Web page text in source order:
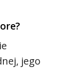
jego